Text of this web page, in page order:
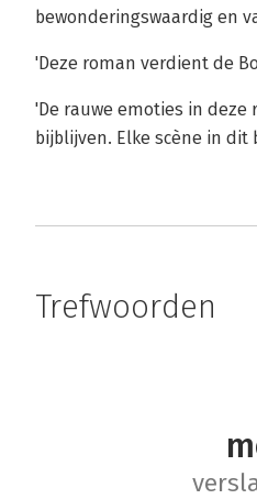
bewonderingswaardig en
'Deze roman verdient de
'De rauwe emoties in
bijblijven. Elke scène in dit
Trefwoorden